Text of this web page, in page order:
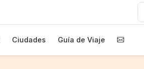
Ciudades Guía de Viaje